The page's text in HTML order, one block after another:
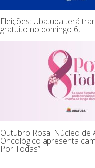
Eleições: Ubatuba terá
gratuito no domingo 6,
Outubro Rosa: Núcleo de
Oncológico apresenta
Por Todas”